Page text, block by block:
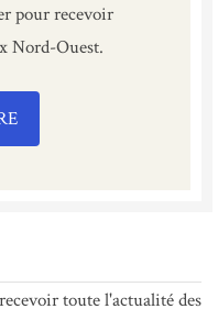
pour recevoir
Nord-Ouest.
toute l'actualité des